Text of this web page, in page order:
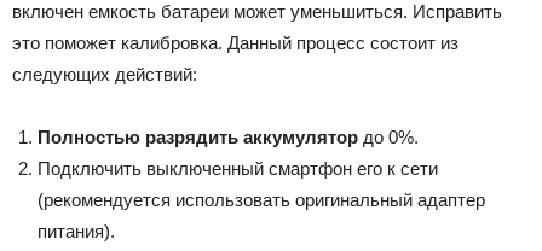
включен емкость батареи может уменьшиться. Исправить
это поможет калибровка. Данный процесс состоит из
следующих действий:
Полностью разрядить аккумулятор до 0%.
Подключить выключенный смартфон его к сети
(рекомендуется использовать оригинальный адаптер
питания).